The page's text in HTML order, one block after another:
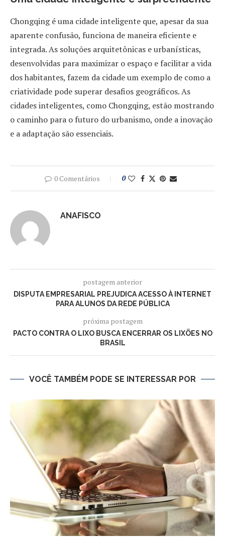
Chongqing é uma cidade inteligente que, apesar da sua
aparente confusão, funciona de maneira eficiente e
integrada. As soluções arquitetônicas e urbanísticas,
desenvolvidas para maximizar o espaço e facilitar a vida
dos habitantes, fazem da cidade um exemplo de como a
criatividade pode superar desafios geográficos. As
cidades inteligentes, como Chongqing, estão mostrando
o caminho para o futuro do urbanismo, onde a inovação
e a adaptação são essenciais.
0 Comentários 0
ANAFISCO
postagem anterior
DISPUTA EMPRESARIAL PREJUDICA ACESSO À INTERNET
PARA ALUNOS DA REDE PÚBLICA
próxima postagem
PACTO CONTRA O LIXO BUSCA ENCERRAR OS LIXÕES NO
BRASIL
VOCÊ TAMBÉM PODE SE INTERESSAR POR